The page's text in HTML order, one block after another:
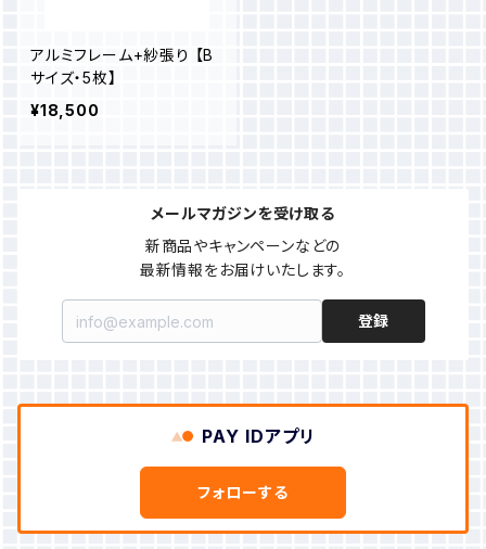
アルミフレーム+紗張り 【B
サイズ・5枚】
¥18,500
メールマガジンを受け取る
新商品やキャンペーンなどの
最新情報をお届けいたします。
登録
PAY IDアプリ
フォローする